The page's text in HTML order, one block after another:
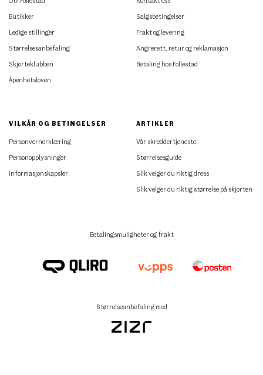
Butikker
Ledige stillinger
Størrelsesanbefaling
Skjorteklubben
Åpenhetsloven
Salgsbetingelser
Frakt og levering
Angrerett, retur og reklamasjon
Betaling hos Follestad
VILKÅR OG BETINGELSER
Personvernerklæring
Personopplysninger
Informasjonskapsler
ARTIKLER
Vår skreddertjeneste
Størrelsesguide
Slik velger du riktig dress
Slik velger du riktig størrelse på skjorten
Betalingsmuligheter og frakt
Størrelseanbefaling med